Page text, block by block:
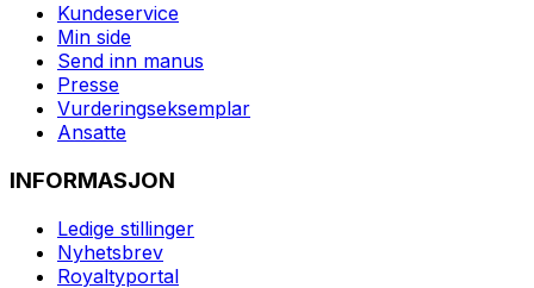
Kundeservice
Min side
Send inn manus
Presse
Vurderingseksemplar
Ansatte
INFORMASJON
Ledige stillinger
Nyhetsbrev
Royaltyportal